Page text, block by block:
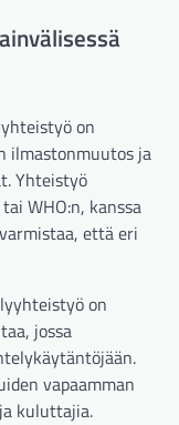
on
ilmastonmuutos ja
Yhteistyö
WHO:n, kanssa
että eri
on
jossa
vapaamman
kuluttajia.